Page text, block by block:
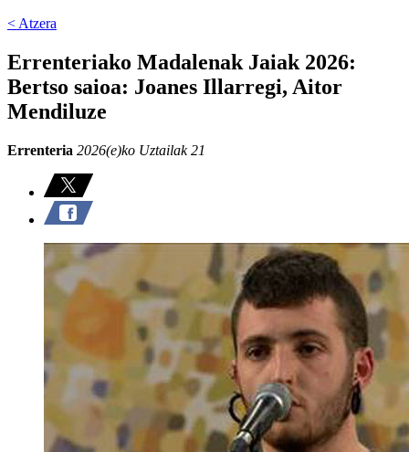
< Atzera
Errenteriako Madalenak Jaiak 2026:
Bertso saioa: Joanes Illarregi, Aitor
Mendiluze
Errenteria 2026(e)ko Uztailak 21